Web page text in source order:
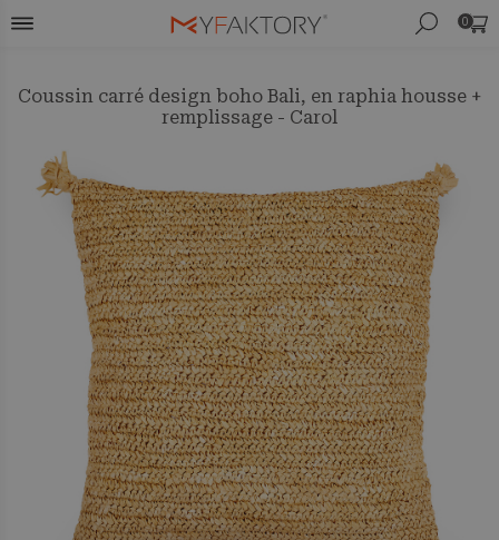
0
Coussin carré design boho Bali, en raphia housse +
remplissage - Carol